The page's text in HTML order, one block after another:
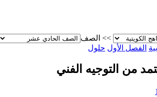
>> الصف
الفصل الأول حلول
من التوجيه الفني